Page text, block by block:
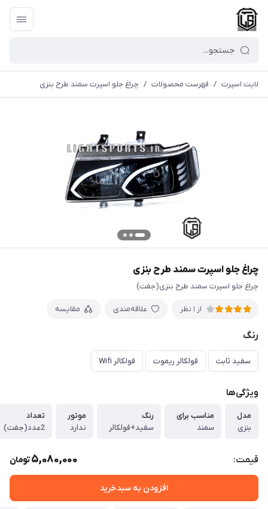
لایت اسپرت / فهرست محصولات / چراغ جلو اسپرت سمند طرح بنزی
چراغ جلو اسپرت سمند طرح بنزی
چراغ جلو اسپرت سمند طرح بنزی(جفت)
از 1 نظر علاقه‌مندی مقایسه
رنگ
سفید ثابت فولکالر ریموت فولکالر Wifi
ویژگی‌ها
مدل
بنزی
مناسب برای
سمند
رنگ
سفید+فولکالر
موتور
ندارد
تعداد
2عدد(جفت)
قیمت: 5,080,000تومان
افزودن به سبدخرید